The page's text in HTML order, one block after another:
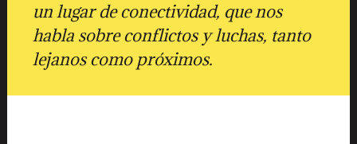
un lugar de conectividad, que nos
habla sobre conflictos y luchas, tanto
lejanos como próximos.